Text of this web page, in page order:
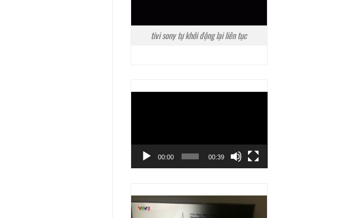
tivi sony tự khởi động lại liên tục
00:00 00:39